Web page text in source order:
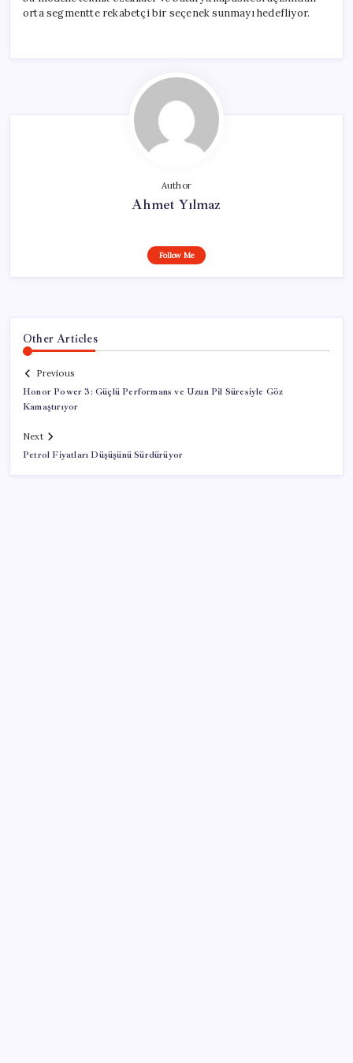
orta segmentte rekabetçi bir seçenek sunmayı hedefliyor.
Author
Ahmet Yılmaz
Follow Me
Other Articles
Previous
Honor Power 3: Güçlü Performans ve Uzun Pil Süresiyle Göz
Kamaştırıyor
Next
Petrol Fiyatları Düşüşünü Sürdürüyor